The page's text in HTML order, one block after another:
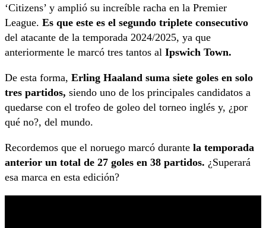
‘Citizens’ y amplió su increíble racha en la Premier
League. Es que este es el segundo triplete consecutivo
del atacante de la temporada 2024/2025, ya que
anteriormente le marcó tres tantos al Ipswich Town.
De esta forma, Erling Haaland suma siete goles en solo
tres partidos, siendo uno de los principales candidatos a
quedarse con el trofeo de goleo del torneo inglés y, ¿por
qué no?, del mundo.
Recordemos que el noruego marcó durante la temporada
anterior un total de 27 goles en 38 partidos. ¿Superará
esa marca en esta edición?